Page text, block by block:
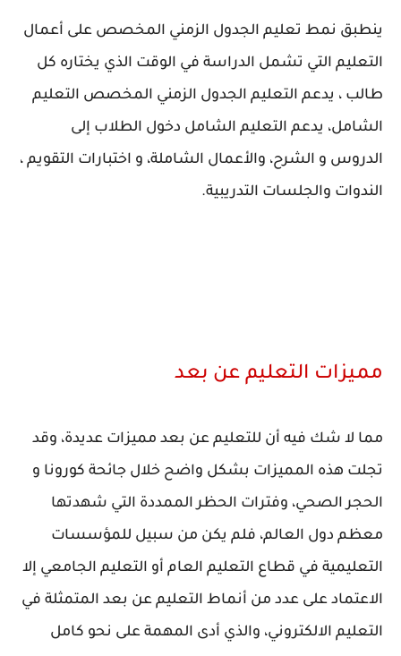
ينطبق نمط تعليم الجدول الزمني المخصص على أعمال
التعليم التي تشمل الدراسة في الوقت الذي يختاره كل
طالب ، يدعم التعليم الجدول الزمني المخصص التعليم
الشامل، يدعم التعليم الشامل دخول الطلاب إلى
الدروس و الشرح، والأعمال الشاملة، و اختبارات التقويم ،
الندوات والجلسات التدريبية.
مميزات التعليم ﻋﻦ بعد
مما لا شك فيه أن للتعليم عن بعد مميزات عديدة، وقد
تجلت هذه المميزات بشكل واضح خلال جائحة كورونا و
الحجر الصحي، وفترات الحظر الممددة التي شهدتها
معظم دول العالم، فلم يكن من سبيل للمؤسسات
التعليمية في قطاع التعليم العام أو التعليم الجامعي إلا
الاعتماد على عدد من أنماط التعليم عن بعد المتمثلة في
التعليم الالكتروني، والذي أدى المهمة على نحو كامل